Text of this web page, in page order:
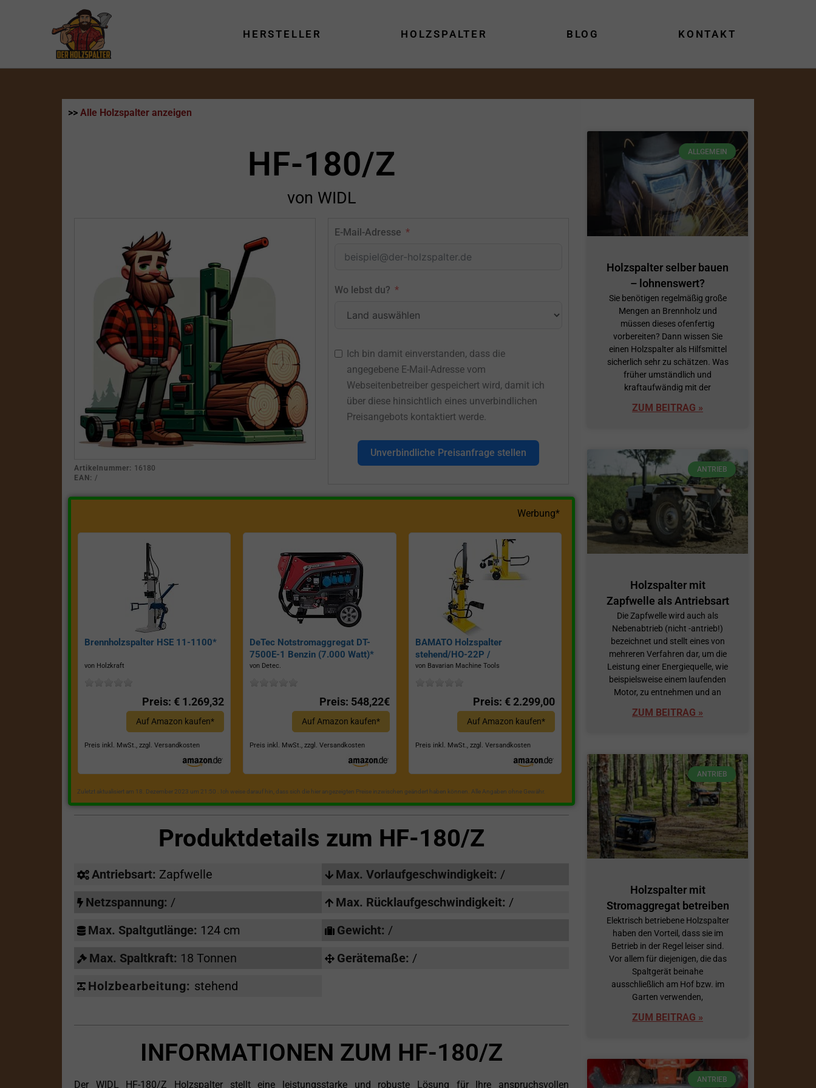
HERSTELLER HOLZSPALTER BLOG KONTAKT
>> Alle Holzspalter anzeigen
HF-180/Z
von WIDL
Artikelnummer: 16180
EAN: /
E-Mail-Adresse
Wo lebst du?
Ich bin damit einverstanden, dass die
angegebene E-Mail-Adresse vom
Webseitenbetreiber gespeichert wird, damit ich
über diese hinsichtlich eines unverbindlichen
Preisangebots kontaktiert werde.
Unverbindliche Preisanfrage stellen
Werbung*
Brennholzspalter HSE 11-1100*
von Holzkraft
Preis: € 1.269,32
Auf Amazon kaufen*
Preis inkl. MwSt., zzgl. Versandkosten
DeTec Notstromaggregat DT-
7500E-1 Benzin (7.000 Watt)*
von Detec.
Preis: 548,22€
Auf Amazon kaufen*
Preis inkl. MwSt., zzgl. Versandkosten
BAMATO Holzspalter
stehend/HO-22P /
Zapfwellenantrieb, Inkl.
von Bavarian Machine Tools
Preis: € 2.299,00
Auf Amazon kaufen*
Preis inkl. MwSt., zzgl. Versandkosten
Zuletzt aktualisiert am 18. Dezember 2023 um 21:50 . Ich weise darauf hin, dass sich die hier angezeigten Preise inzwischen geändert haben können. Alle Angaben ohne Gewähr.
Produktdetails zum HF-180/Z
Antriebsart: Zapfwelle
Netzspannung: /
Max. Spaltgutlänge: 124 cm
Max. Spaltkraft: 18 Tonnen
Holzbearbeitung: stehend
Max. Vorlaufgeschwindigkeit: /
Max. Rücklaufgeschwindigkeit: /
Gewicht: /
Gerätemaße: /
INFORMATIONEN ZUM HF-180/Z
Der WIDL HF-180/Z Holzspalter stellt eine leistungsstarke und robuste Lösung für Ihre anspruchsvollen
ALLGEMEIN
Holzspalter selber bauen
– lohnenswert?
Sie benötigen regelmäßig große
Mengen an Brennholz und
müssen dieses ofenfertig
vorbereiten? Dann wissen Sie
einen Holzspalter als Hilfsmittel
sicherlich sehr zu schätzen. Was
früher umständlich und
kraftaufwändig mit der
ZUM BEITRAG »
ANTRIEB
Holzspalter mit
Zapfwelle als Antriebsart
Die Zapfwelle wird auch als
Nebenabtrieb (nicht -antrieb!)
bezeichnet und stellt eines von
mehreren Verfahren dar, um die
Leistung einer Energiequelle, wie
beispielsweise einem laufenden
Motor, zu entnehmen und an
ZUM BEITRAG »
ANTRIEB
Holzspalter mit
Stromaggregat betreiben
Elektrisch betriebene Holzspalter
haben den Vorteil, dass sie im
Betrieb in der Regel leiser sind.
Vor allem für diejenigen, die das
Spaltgerät beinahe
ausschließlich am Hof bzw. im
Garten verwenden,
ZUM BEITRAG »
ANTRIEB